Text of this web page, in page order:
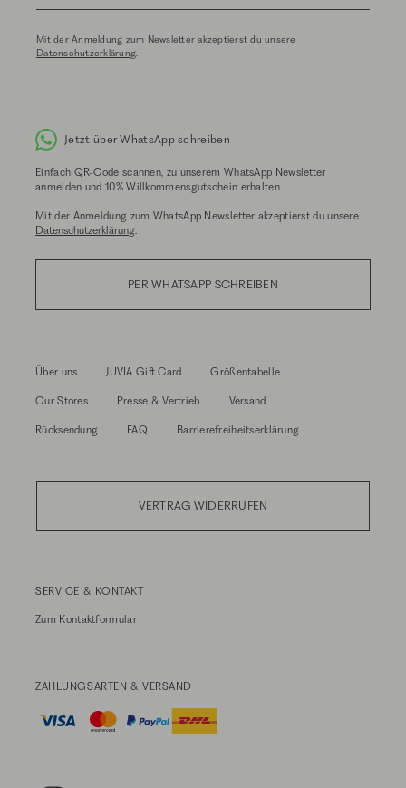
Mit der Anmeldung zum Newsletter akzeptierst du unsere
Datenschutzerklärung.
Jetzt über WhatsApp schreiben
Einfach QR-Code scannen, zu unserem WhatsApp Newsletter
anmelden und 10% Willkommensgutschein erhalten.
Mit der Anmeldung zum WhatsApp Newsletter akzeptierst du unsere
Datenschutzerklärung.
PER WHATSAPP SCHREIBEN
Über uns JUVIA Gift Card Größentabelle
Our Stores Presse & Vertrieb Versand
Rücksendung FAQ Barrierefreiheitserklärung
VERTRAG WIDERRUFEN
SERVICE & KONTAKT
Zum Kontaktformular
ZAHLUNGSARTEN & VERSAND